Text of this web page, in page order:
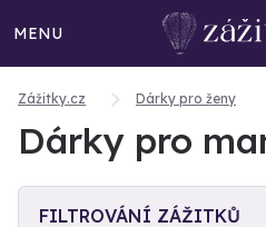
MENU
Zážitky.cz Dárky pro ženy
Dárky pro
FILTROVÁNÍ ZÁŽITKŮ